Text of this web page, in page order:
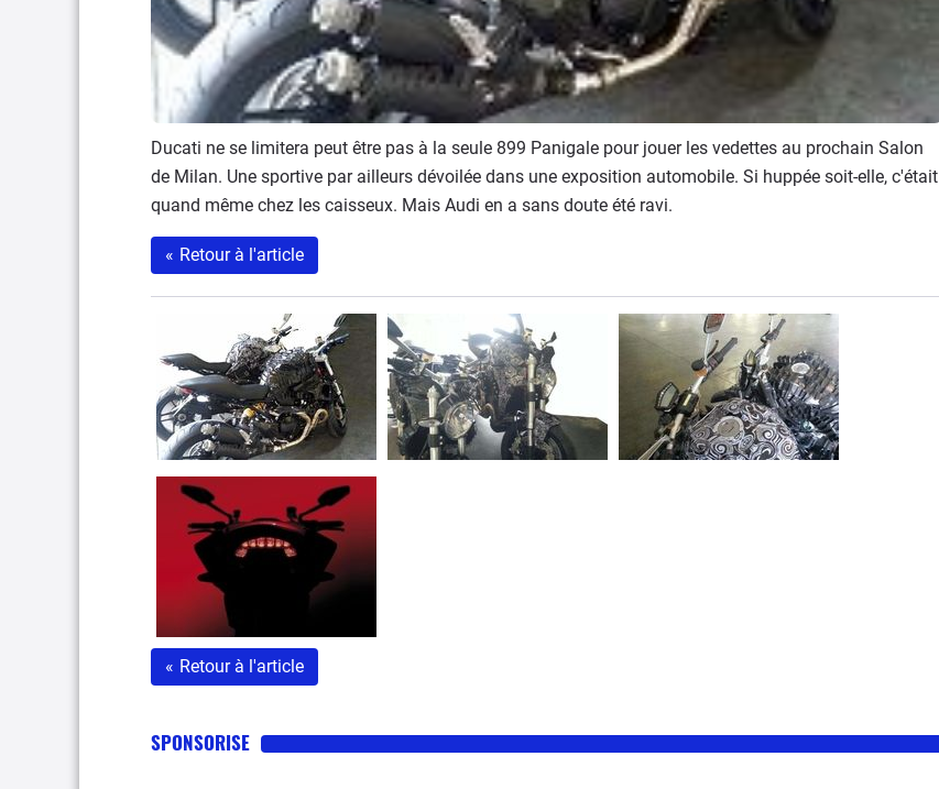
Ducati ne se limitera peut être pas à la seule 899 Panigale pour jouer les vedettes au prochain Salon
de Milan. Une sportive par ailleurs dévoilée dans une exposition automobile. Si huppée soit-elle, c'était
quand même chez les caisseux. Mais Audi en a sans doute été ravi.
« Retour à l'article
« Retour à l'article
SPONSORISE